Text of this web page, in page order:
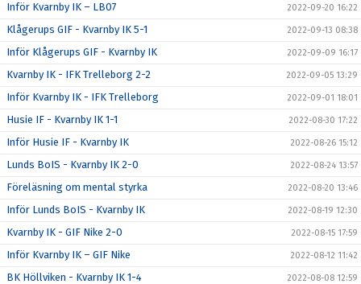
Inför Kvarnby IK – LB07 2022-09-20 16:22
Klågerups GIF - Kvarnby IK 5-1 2022-09-13 08:38
Inför Klågerups GIF - Kvarnby IK 2022-09-09 16:17
Kvarnby IK - IFK Trelleborg 2-2 2022-09-05 13:29
Inför Kvarnby IK - IFK Trelleborg 2022-09-01 18:01
Husie IF - Kvarnby IK 1-1 2022-08-30 17:22
Inför Husie IF - Kvarnby IK 2022-08-26 15:12
Lunds BoIS - Kvarnby IK 2-0 2022-08-24 13:57
Föreläsning om mental styrka 2022-08-20 13:46
Inför Lunds BoIS - Kvarnby IK 2022-08-19 12:30
Kvarnby IK - GIF Nike 2-0 2022-08-15 17:59
Inför Kvarnby IK – GIF Nike 2022-08-12 11:42
BK Höllviken - Kvarnby IK 1-4 2022-08-08 12:59